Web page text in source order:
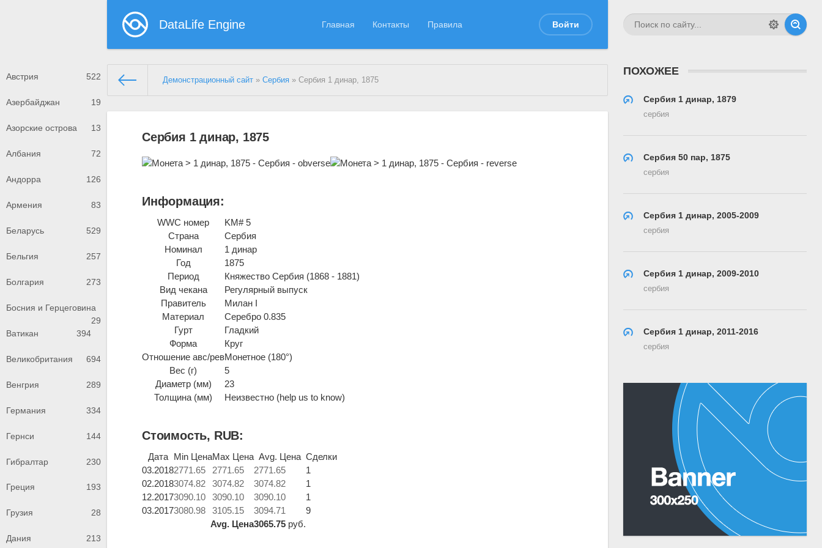
DataLife Engine Главная Контакты Правила Войти
Австрия 522
Азербайджан 19
Азорские острова 13
Албания 72
Андорра 126
Армения 83
Беларусь 529
Бельгия 257
Болгария 273
Босния и Герцеговина
29
Ватикан
394
Великобритания 694
Венгрия 289
Германия 334
Гернси 144
Гибралтар 230
Греция 193
Грузия 28
Дания 213
Демонстрационный сайт »Сербия » Сербия 1 динар, 1875
Сербия 1 динар, 1875
Информация:
WWC номер
KM# 5
Страна
Сербия
Номинал
1 динар
Год
1875
Период
Княжество Сербия (1868 - 1881)
Вид чекана
Регулярный выпуск
Правитель
Милан I
Материал
Серебро 0.835
Гурт
Гладкий
Форма
Круг
Отношение авс/ревМонетное (180°)
Вес (г)
5
Диаметр (мм)
23
Толщина (мм)
Неизвестно (help us to know)
Стоимость, RUB:
Дата Min ЦенаMax Цена Avg. Цена Сделки
03.20182771.65 2771.65 2771.65
1
02.20183074.82 3074.82 3074.82
1
12.20173090.10 3090.10 3090.10
1
03.20173080.98 3105.15 3094.71
9
Avg. Цена3065.75 руб.
ПОХОЖЕЕ
Сербия 1 динар, 1879
сербия
Сербия 50 пар, 1875
сербия
Сербия 1 динар, 2005-2009
сербия
Сербия 1 динар, 2009-2010
сербия
Сербия 1 динар, 2011-2016
сербия